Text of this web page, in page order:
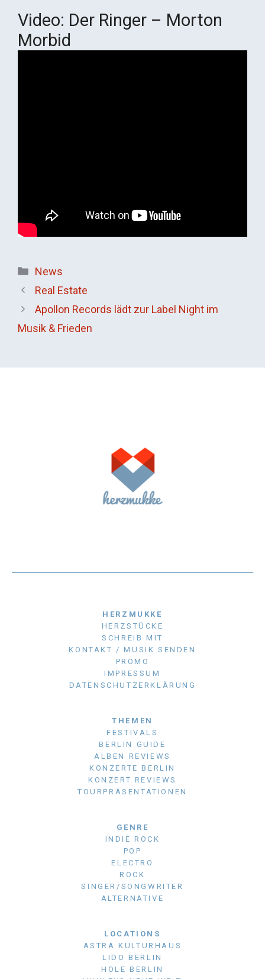
Video: Der Ringer – Morton
Morbid
Kategorien
News
Real Estate
Apollon Records lädt zur Label Night im
Musik & Frieden
HERZMUKKE
HERZSTÜCKE
SCHREIB MIT
KONTAKT / MUSIK SENDEN
PROMO
IMPRESSUM
DATENSCHUTZERKLÄRUNG
THEMEN
FESTIVALS
BERLIN GUIDE
ALBEN REVIEWS
KONZERTE BERLIN
KONZERT REVIEWS
TOURPRÄSENTATIONEN
GENRE
INDIE ROCK
POP
ELECTRO
ROCK
SINGER/SONGWRITER
ALTERNATIVE
LOCATIONS
ASTRA KULTURHAUS
LIDO BERLIN
HOLE BERLIN